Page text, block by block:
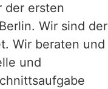
der ersten
Wir sind der
Wir beraten und
und